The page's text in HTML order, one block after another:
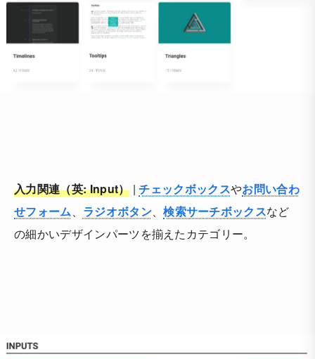
入力関連（英: Input） |チェックボックスやお問い合わ
せフォーム、 ラジオボタン、検索サーチボックスなど
の細かいデザインパーツを揃えたカテゴリー。